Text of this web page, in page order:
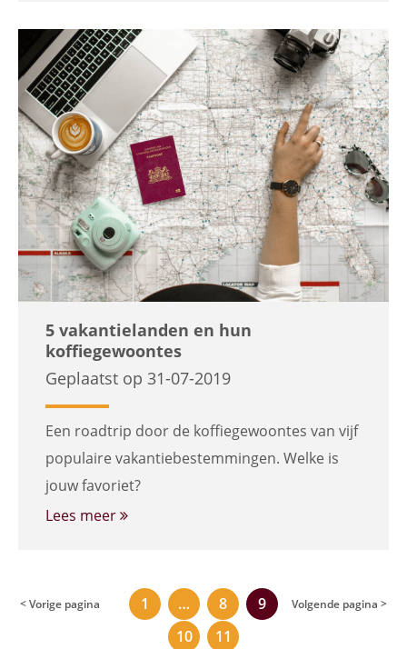
5 vakantielanden en hun
koffiegewoontes
Geplaatst op 31-07-2019
Een roadtrip door de koffiegewoontes van vijf
populaire vakantiebestemmingen. Welke is
jouw favoriet?
Lees meer
< Vorige pagina 1 … 8
9
10
11
Volgende pagina >